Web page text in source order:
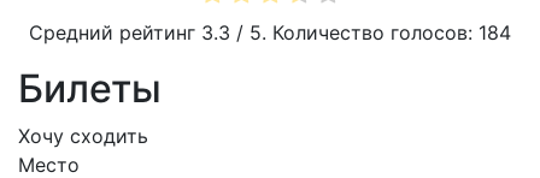
Средний рейтинг 3.3 / 5. Количество голосов: 184
Билеты
Хочу сходить
Место